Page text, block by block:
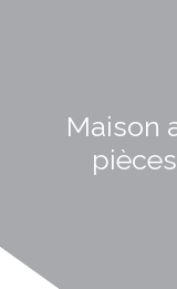
Maison